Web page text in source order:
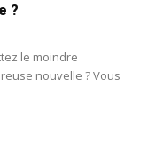
?
le moindre
nouvelle ? Vous